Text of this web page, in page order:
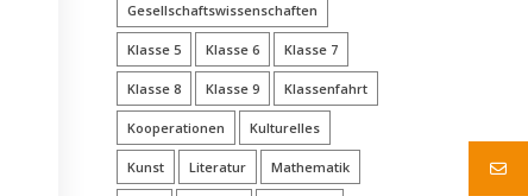
Gesellschaftswissenschaften
Klasse 5 Klasse 6 Klasse 7
Klasse 8 Klasse 9 Klassenfahrt
Kooperationen Kulturelles
Kunst Literatur Mathematik